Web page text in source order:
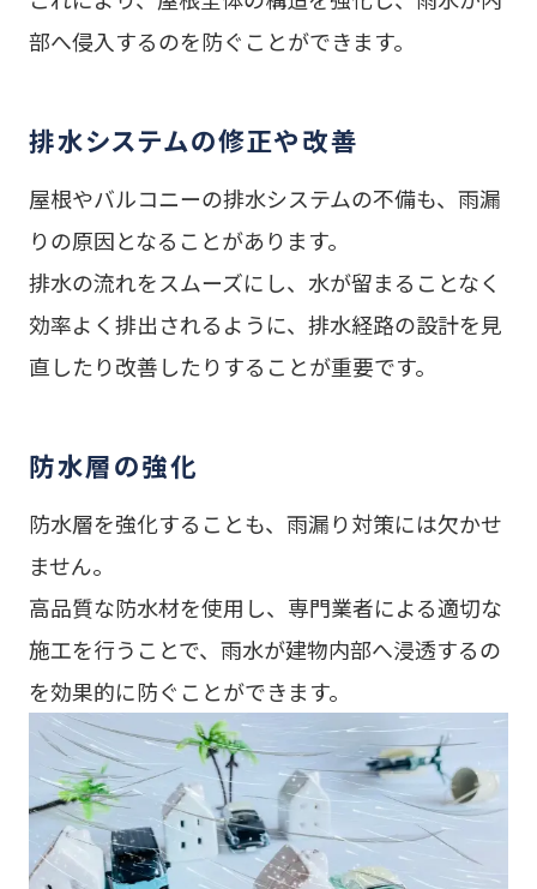
部へ侵入するのを防ぐことができます。
排水システムの修正や改善
屋根やバルコニーの排水システムの不備も、雨漏
りの原因となることがあります。
排水の流れをスムーズにし、水が留まることなく
効率よく排出されるように、排水経路の設計を見
直したり改善したりすることが重要です。
防水層の強化
防水層を強化することも、雨漏り対策には欠かせ
ません。
高品質な防水材を使用し、専門業者による適切な
施工を行うことで、雨水が建物内部へ浸透するの
を効果的に防ぐことができます。